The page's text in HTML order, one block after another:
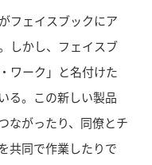
フェイスブックにア
しかし、フェイスブ
ワーク」と名付けた
る。この新しい製品
ながったり、同僚とチ
共同で作業したりで